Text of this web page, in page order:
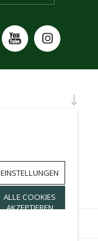
EINSTELLUNGEN
ALLE COOKIES
AKZEPTIEREN